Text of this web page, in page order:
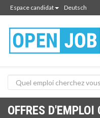
Espace candidat Deutsch
OFFRES